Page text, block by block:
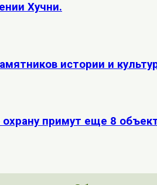
Хучни.
истории и
примут еще 8